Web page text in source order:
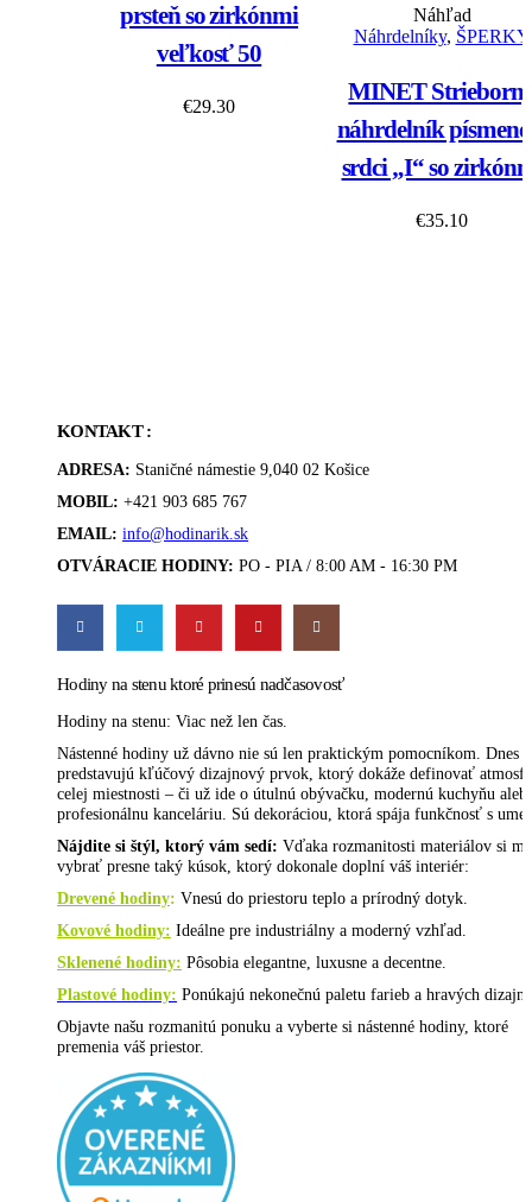
prsteň so zirkónmi
veľkosť 50
€29.30
Náhľad
Náhrdelníky, ŠPERKY
MINET
náhrdelník
srdci „I“ so
€35.10
KONTAKT :
ADRESA: Staničné námestie 9,040 02 Košice
MOBIL: +421 903 685 767
EMAIL: info@hodinarik.sk
OTVÁRACIE HODINY: PO - PIA / 8:00 AM - 16:30 PM
Hodiny na stenu ktoré prinesú nadčasovosť
Hodiny na stenu: Viac než len čas.
Nástenné hodiny už dávno nie sú len praktickým pomocníkom. Dnes
predstavujú kľúčový dizajnový prvok, ktorý dokáže definovať
celej miestnosti – či už ide o útulnú obývačku, modernú kuchyňu
profesionálnu kanceláriu. Sú dekoráciou, ktorá spája funkčnosť s
Nájdite si štýl, ktorý vám sedí: Vďaka rozmanitosti materiálov si
vybrať presne taký kúsok, ktorý dokonale doplní váš interiér:
Drevené hodiny: Vnesú do priestoru teplo a prírodný dotyk.
Kovové hodiny: Ideálne pre industriálny a moderný vzhľad.
Sklenené hodiny: Pôsobia elegantne, luxusne a decentne.
Plastové hodiny: Ponúkajú nekonečnú paletu farieb a hravých
Objavte našu rozmanitú ponuku a vyberte si nástenné hodiny, ktoré
premenia váš priestor.